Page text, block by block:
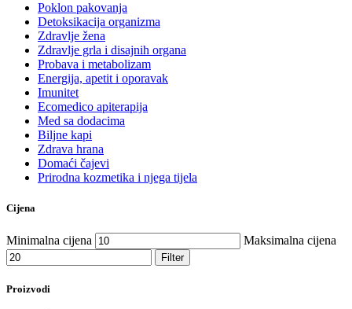
Poklon pakovanja
Detoksikacija organizma
Zdravlje žena
Zdravlje grla i disajnih organa
Probava i metabolizam
Energija, apetit i oporavak
Imunitet
Ecomedico apiterapija
Med sa dodacima
Biljne kapi
Zdrava hrana
Domaći čajevi
Prirodna kozmetika i njega tijela
Cijena
Minimalna cijena Maksimalna cijena
Filter
Proizvodi